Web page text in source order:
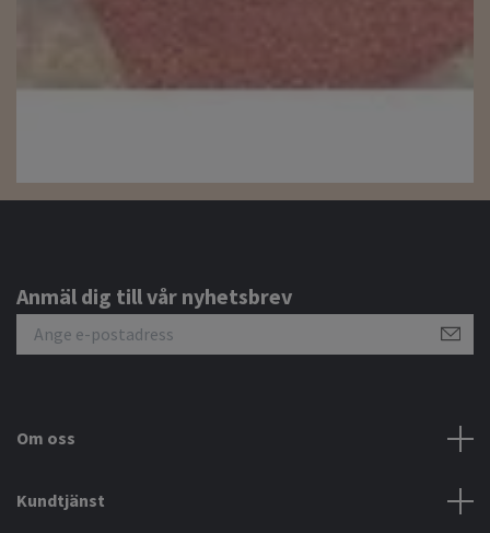
Anmäl dig till vår nyhetsbrev
Om oss
Kundtjänst